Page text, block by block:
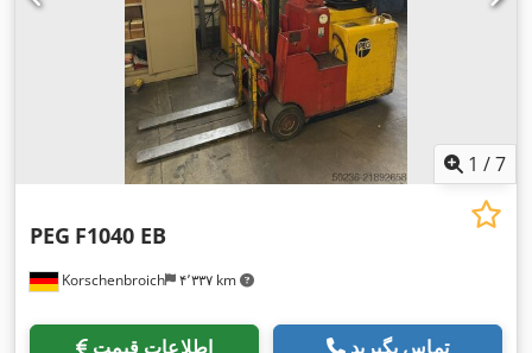
1 /7
Korschenbroich ۴٬۳۳۷ km
PEG F1040 EB
اطلاعات قیمت تماس بگیرید